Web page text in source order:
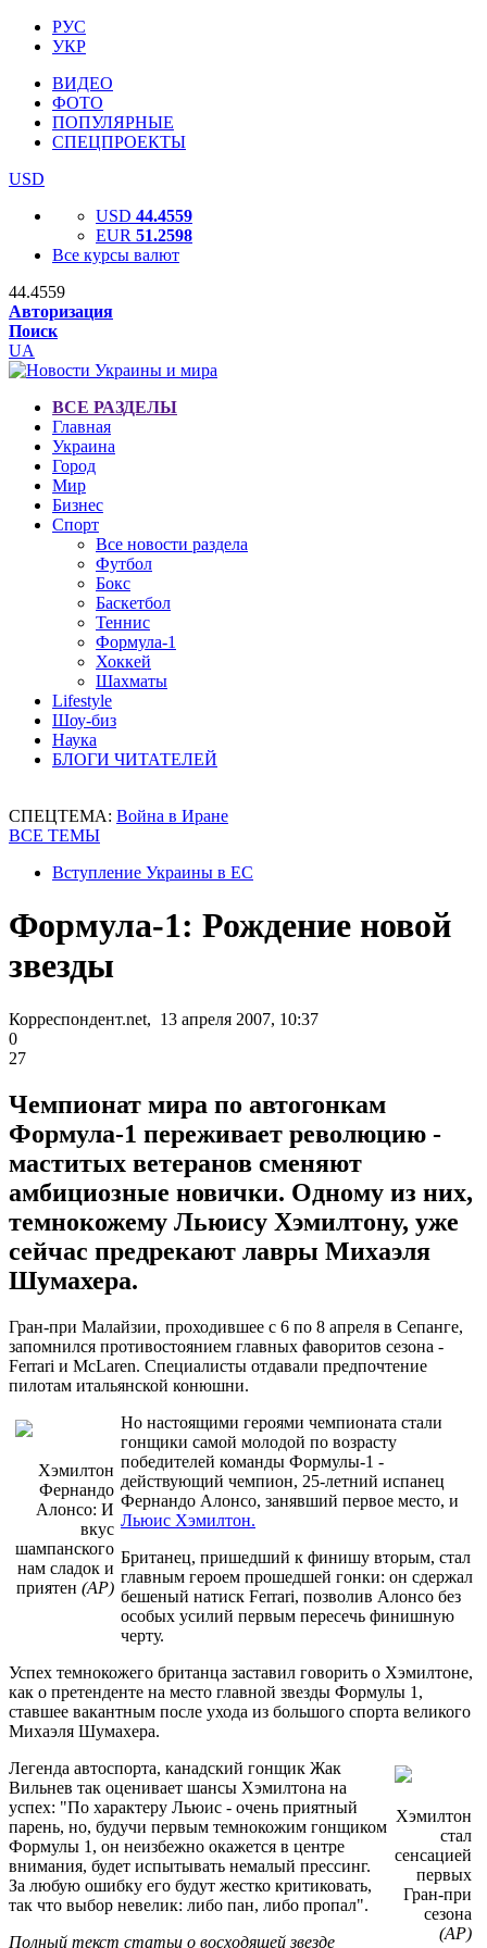
РУС
УКР
ВИДЕО
ФОТО
ПОПУЛЯРНЫЕ
СПЕЦПРОЕКТЫ
USD
USD 44.4559
EUR 51.2598
Все курсы валют
44.4559
Авторизация
Поиск
UA
ВСЕ РАЗДЕЛЫ
Главная
Украина
Город
Мир
Бизнес
Спорт
Все новости раздела
Футбол
Бокс
Баскетбол
Теннис
Формула-1
Хоккей
Шахматы
Lifestyle
Шоу-биз
Наука
БЛОГИ ЧИТАТЕЛЕЙ
СПЕЦТЕМА: Война в Иране
ВСЕ ТЕМЫ
Вступление Украины в ЕС
Формула-1: Рождение новой
звезды
Корреспондент.net, 13 апреля 2007, 10:37
0
27
Чемпионат мира по автогонкам
Формула-1 переживает революцию -
маститых ветеранов сменяют
амбициозные новички. Одному из них,
темнокожему Льюису Хэмилтону, уже
сейчас предрекают лавры Михаэля
Шумахера.
Гран-при Малайзии, проходившее с 6 по 8 апреля в Сепанге,
запомнился противостоянием главных фаворитов сезона -
Ferrari и McLaren. Специалисты отдавали предпочтение
пилотам итальянской конюшни.
Хэмилтон
Фернандо
Алонсо: И
вкус
шампанского
нам сладок и
приятен (АР)
Но настоящими героями чемпионата стали
гонщики самой молодой по возрасту
победителей команды Формулы-1 -
действующий чемпион, 25-летний испанец
Фернандо Алонсо, занявший первое место, и
Льюис Хэмилтон.
Британец, пришедший к финишу вторым, стал
главным героем прошедшей гонки: он сдержал
бешеный натиск Ferrari, позволив Алонсо без
особых усилий первым пересечь финишную
черту.
Успех темнокожего британца заставил говорить о Хэмилтоне,
как о претенденте на место главной звезды Формулы 1,
ставшее вакантным после ухода из большого спорта великого
Михаэля Шумахера.
Хэмилтон
стал
сенсацией
первых
Гран-при
сезона
(АР)
Легенда автоспорта, канадский гонщик Жак
Вильнев так оценивает шансы Хэмилтона на
успех: "По характеру Льюис - очень приятный
парень, но, будучи первым темнокожим гонщиком
Формулы 1, он неизбежно окажется в центре
внимания, будет испытывать немалый прессинг.
За любую ошибку его будут жестко критиковать,
так что выбор невелик: либо пан, либо пропал".
Полный текст статьи о восходящей звезде